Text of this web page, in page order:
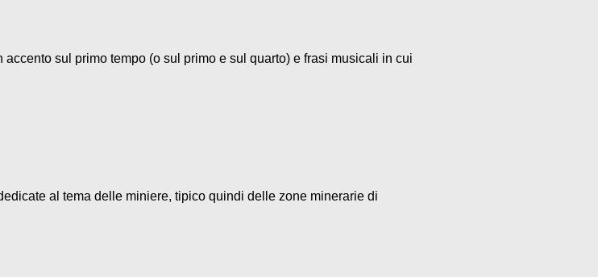
sul primo tempo (o sul primo e sul quarto) e frasi musicali in cui
al tema delle miniere, tipico quindi delle zone minerarie di